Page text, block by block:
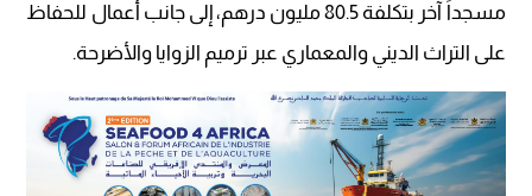
مسجداً آخر بتكلفة 80.5 مليون درهم، إلى جانب أعمال للحفاظ
على التراث الديني والمعماري عبر ترميم الزوايا والأضرحة.